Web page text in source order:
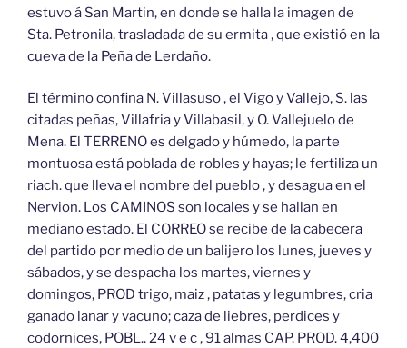
estuvo á San Martin, en donde se halla la imagen de
Sta. Petronila, trasladada de su ermita , que existió en la
cueva de la Peña de Lerdaño.
El término confina N. Villasuso , el Vigo y Vallejo, S. las
citadas peñas, Villafria y Villabasil, y O. Vallejuelo de
Mena. El TERRENO es delgado y húmedo, la parte
montuosa está poblada de robles y hayas; le fertiliza un
riach. que lleva el nombre del pueblo , y desagua en el
Nervion. Los CAMINOS son locales y se hallan en
mediano estado. El CORREO se recibe de la cabecera
del partido por medio de un balijero los lunes, jueves y
sábados, y se despacha los martes, viernes y
domingos, PROD trigo, maiz , patatas y legumbres, cria
ganado lanar y vacuno; caza de liebres, perdices y
codornices, POBL.. 24 v e c , 91 almas CAP. PROD. 4,400